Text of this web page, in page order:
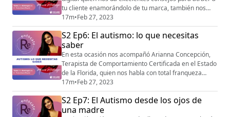
tu cliente enamorándolo de tu marca, también nos
comparte tips para crear contenido digital con lo que
tenemos a nuestro alcance.
17m•Feb 27, 2023
S2 Ep6: El autismo: lo que necesitas
saber
En esta ocasión nos acompañó Arianna Concepción,
Terapista de Comportamiento Certificada en el Estado
de la Florida, quien nos habla con total franqueza
acerca de lo que deberíamos saber sobre este
trastorno que cada día se hace más cercano a todos.
17m•Feb 27, 2023
S2 Ep7: El Autismo desde los ojos de
una madre